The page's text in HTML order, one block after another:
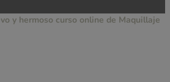
y hermoso curso online de Maquillaje